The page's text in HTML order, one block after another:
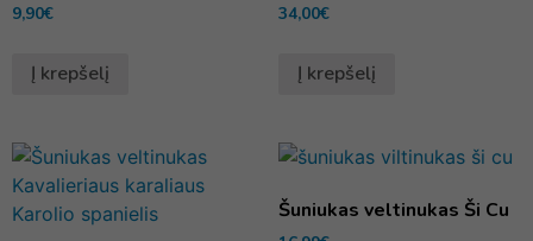
9,90€
Į krepšelį
34,00€
Į krepšelį
Šuniukas veltinukas Ši Cu